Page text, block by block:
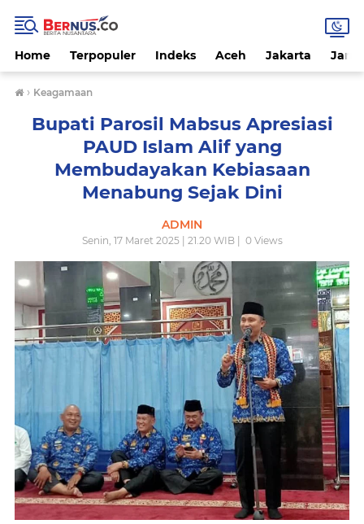
Home Terpopuler Indeks Aceh Jakarta
› Keagamaan
Bupati Parosil Mabsus Apresiasi
PAUD Islam Alif yang
Membudayakan Kebiasaan
Menabung Sejak Dini
ADMIN
Senin, 17 Maret 2025 | 21.20 WIB | 0Views